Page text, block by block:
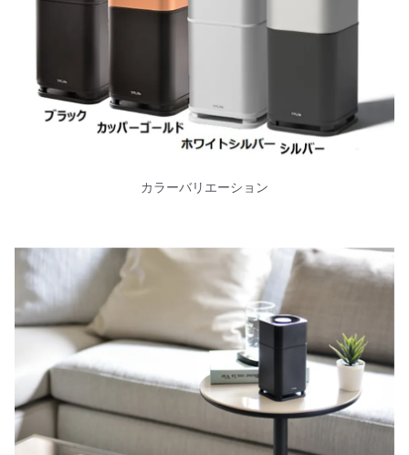
カラーバリエーション